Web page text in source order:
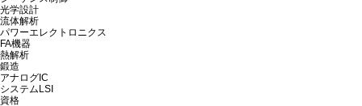
光学設計
流体解析
パワーエレクトロニクス
FA機器
熱解析
鍛造
アナログIC
システムLSI
資格